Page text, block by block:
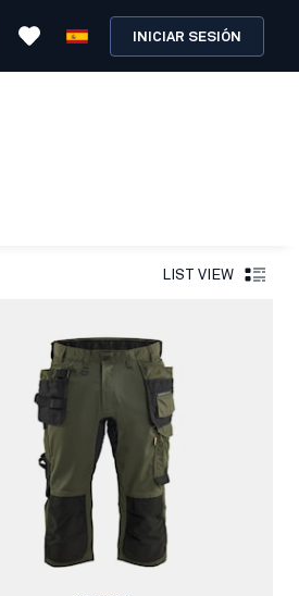
INICIAR SESIÓN
LIST VIEW